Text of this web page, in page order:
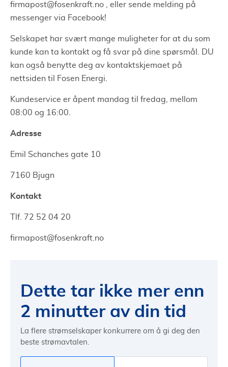
firmapost@fosenkraft.no , eller sende melding på
messenger via Facebook!
Selskapet har svært mange muligheter for at du som
kunde kan ta kontakt og få svar på dine spørsmål. DU
kan også benytte deg av kontaktskjemaet på
nettsiden til Fosen Energi.
Kundeservice er åpent mandag til fredag, mellom
08:00 og 16:00.
Adresse
Emil Schanches gate 10
7160 Bjugn
Kontakt
Tlf. 72 52 04 20
firmapost@fosenkraft.no
Dette tar ikke mer enn
2 minutter av din tid
La flere strømselskaper konkurrere om å gi deg den
beste strømavtalen.